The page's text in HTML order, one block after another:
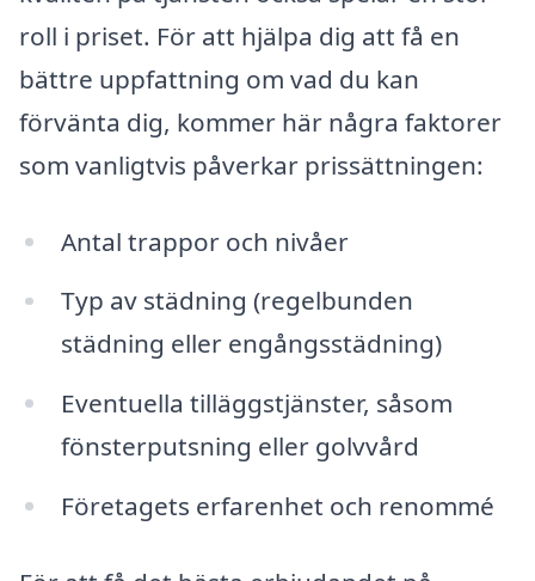
roll i priset. För att hjälpa dig att få en
bättre uppfattning om vad du kan
förvänta dig, kommer här några faktorer
som vanligtvis påverkar prissättningen:
Antal trappor och nivåer
Typ av städning (regelbunden
städning eller engångsstädning)
Eventuella tilläggstjänster, såsom
fönsterputsning eller golvvård
Företagets erfarenhet och renommé